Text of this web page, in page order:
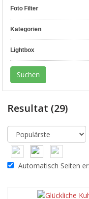
Foto Filter
Kategorien
Lightbox
Resultat (29)
Automatisch Seiten